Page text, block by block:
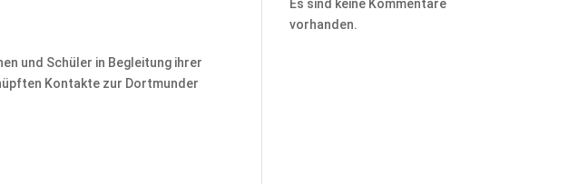
und Schüler in Begleitung ihrer
Kontakte zur Dortmunder
Es sind keine Kommentare
vorhanden.